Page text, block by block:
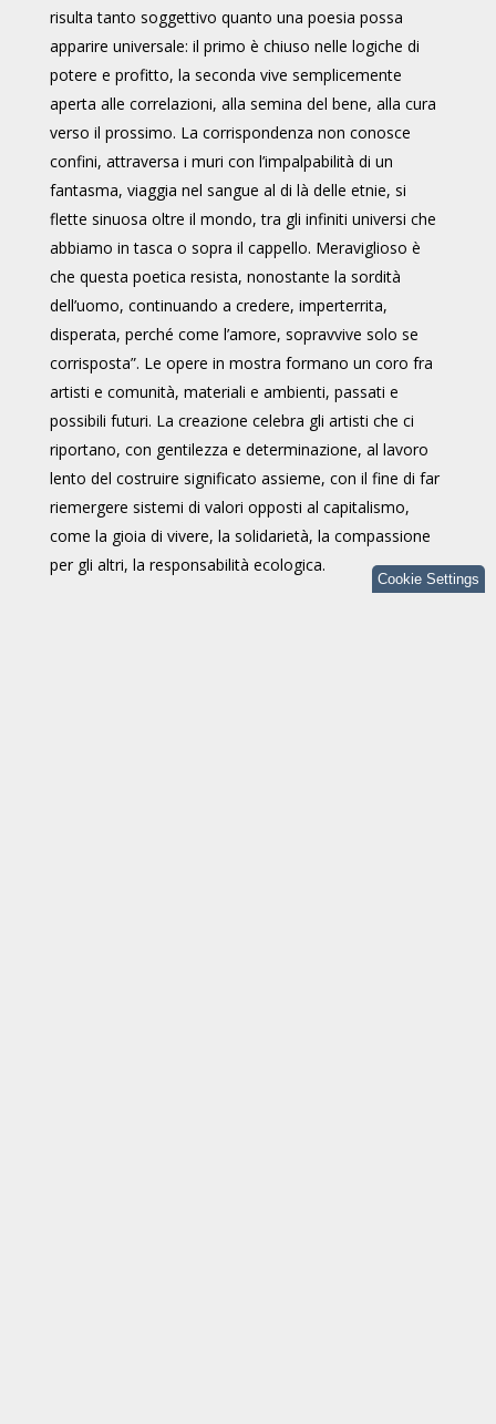
risulta tanto soggettivo quanto una poesia possa
apparire universale: il primo è chiuso nelle logiche di
potere e profitto, la seconda vive semplicemente
aperta alle correlazioni, alla semina del bene, alla cura
verso il prossimo. La corrispondenza non conosce
confini, attraversa i muri con l’impalpabilità di un
fantasma, viaggia nel sangue al di là delle etnie, si
flette sinuosa oltre il mondo, tra gli infiniti universi che
abbiamo in tasca o sopra il cappello. Meraviglioso è
che questa poetica resista, nonostante la sordità
dell’uomo, continuando a credere, imperterrita,
disperata, perché come l’amore, sopravvive solo se
corrisposta”. Le opere in mostra formano un coro fra
artisti e comunità, materiali e ambienti, passati e
possibili futuri. La creazione celebra gli artisti che ci
riportano, con gentilezza e determinazione, al lavoro
lento del costruire significato assieme, con il fine di far
riemergere sistemi di valori opposti al capitalismo,
come la gioia di vivere, la solidarietà, la compassione
per gli altri, la responsabilità ecologica.
Cookie Settings